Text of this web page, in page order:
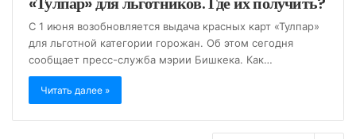
С 1 июня возобновляется выдача красных карт «Тулпар»
для льготной категории горожан. Об этом сегодня
сообщает пресс-служба мэрии Бишкека. Как…
Читать далее »